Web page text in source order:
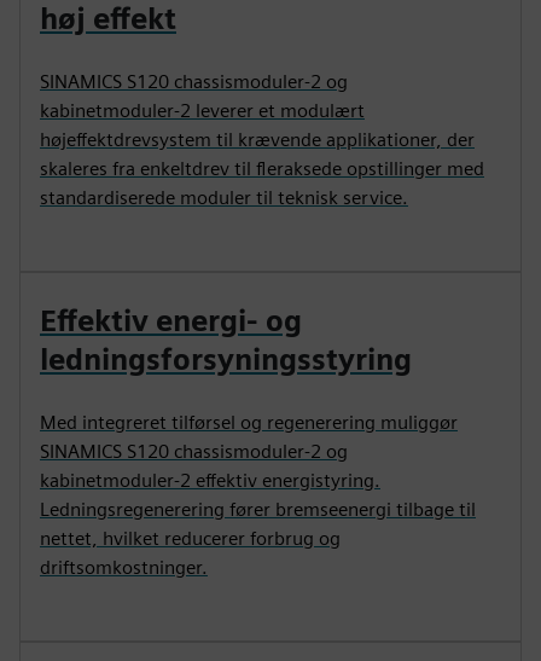
høj effekt
SINAMICS S120 chassismoduler‑2 og
kabinetmoduler‑2 leverer et modulært
højeffektdrevsystem til krævende applikationer, der
skaleres fra enkeltdrev til fleraksede opstillinger med
standardiserede moduler til teknisk service.
Effektiv energi- og
ledningsforsyningsstyring
Med integreret tilførsel og regenerering muliggør
SINAMICS S120 chassismoduler‑2 og
kabinetmoduler‑2 effektiv energistyring.
Ledningsregenerering fører bremseenergi tilbage til
nettet, hvilket reducerer forbrug og
driftsomkostninger.